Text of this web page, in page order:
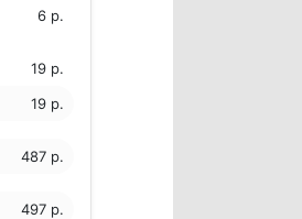
6 р.
19 р.
19 р.
487 р.
497 р.